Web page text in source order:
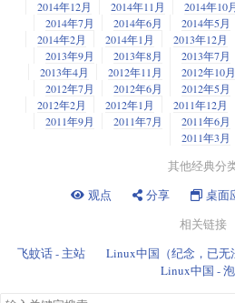
2014年12月
2014年11月 2014年10
2014年7月
2014年6月 2014年5月
2014年2月
2014年1月 2013年12月
2013年9月
2013年8月 2013年7月
2013年4月
2012年11月 2012年10月
2012年7月
2012年6月 2012年5月
2012年2月
2012年1月 2011年12月
2011年9月
2011年7月 2011年6月
2011年3月
其他经典分
观点
分享 桌面
相关链接
飞蚊话 - 主站
Linux中国（纪念，已无
Linux中国 -